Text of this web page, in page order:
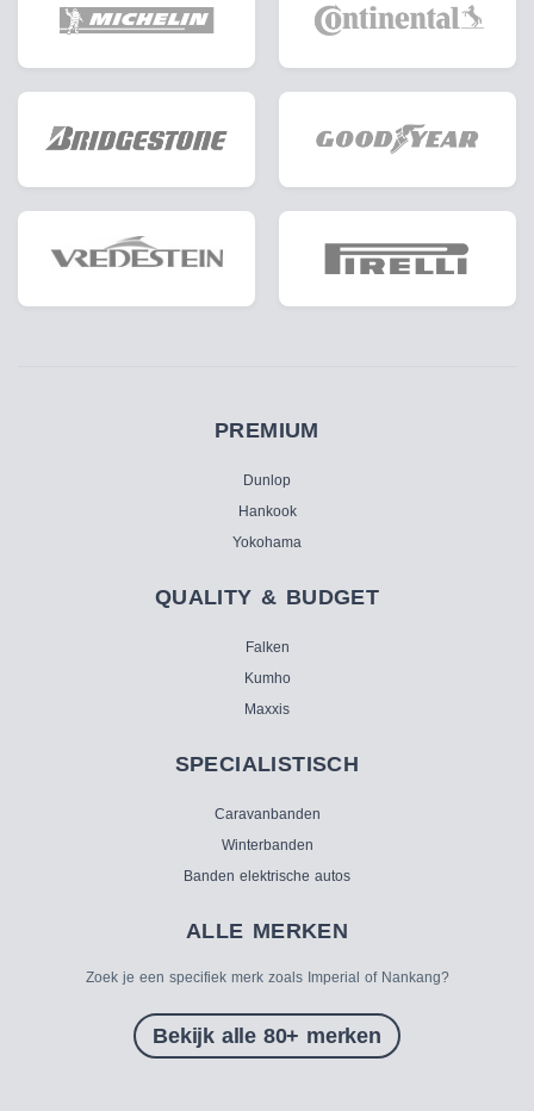
PREMIUM
Dunlop
Hankook
Yokohama
QUALITY & BUDGET
Falken
Kumho
Maxxis
SPECIALISTISCH
Caravanbanden
Winterbanden
Banden elektrische autos
ALLE MERKEN
Zoek je een specifiek merk zoals Imperial of Nankang?
Bekijk alle 80+ merken